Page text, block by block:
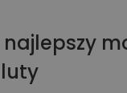
najlepszy